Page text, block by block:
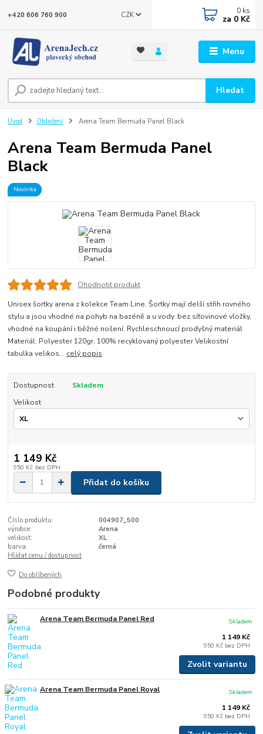
Menu
CZK
Hledat
+420 606 760 900 0 ks
za 0 Kč
Úvod Oblečení Arena Team Bermuda Panel Black
Arena Team Bermuda Panel
Black
Novinka
Ohodnotit produkt
Unisex šortky arena z kolekce Team Line. Šortky mají delší střih rovného
stylu a jsou vhodné na pohyb na bazéně a u vody. bez síťovinové vložky,
vhodné na koupání i běžné nošení. Rychleschnoucí prodyšný materiál
Materiál: Polyester 120gr, 100% recyklovaný polyester Velikostní
tabulka velikos... celý popis
Dostupnost
Skladem
Velikost
1 149 Kč
950 Kč bez DPH
Přidat do košíku
Číslo produktu:
004907_500
výrobce:
Arena
velikost:
XL
barva:
černá
Hlídat cenu / dostupnost
Do oblíbených
Podobné produkty
Arena Team Bermuda Panel Red
1 149 Kč
950 Kč bez DPH
Skladem
Zvolit variantu
Arena Team Bermuda Panel Royal
1 149 Kč
950 Kč bez DPH
Skladem